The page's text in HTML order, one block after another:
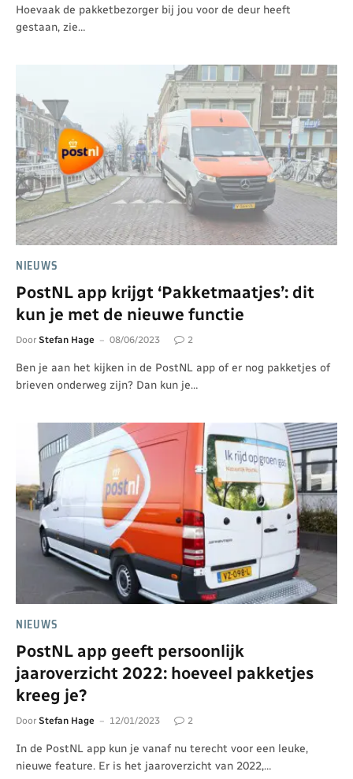
Hoevaak de pakketbezorger bij jou voor de deur heeft
gestaan, zie…
NIEUWS
PostNL app krijgt ‘Pakketmaatjes’: dit
kun je met de nieuwe functie
Door Stefan Hage 08/06/2023 2
Ben je aan het kijken in de PostNL app of er nog pakketjes of
brieven onderweg zijn? Dan kun je…
NIEUWS
PostNL app geeft persoonlijk
jaaroverzicht 2022: hoeveel pakketjes
kreeg je?
Door Stefan Hage 12/01/2023 2
In de PostNL app kun je vanaf nu terecht voor een leuke,
nieuwe feature. Er is het jaaroverzicht van 2022,…